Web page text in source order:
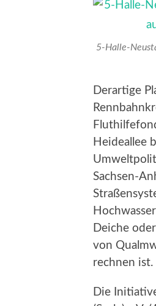
5-Halle-
Derartige
Heideallee
Sachsen-
Deiche
von
rechnen ist.
Die